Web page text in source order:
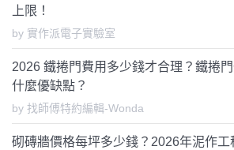
上限！
by 實作派電子實驗室
2026 鐵捲門費用多少錢才合理？鐵捲
什麼優缺點？
by 找師傅特約編輯-Wonda
砌磚牆價格每坪多少錢？2026年泥作